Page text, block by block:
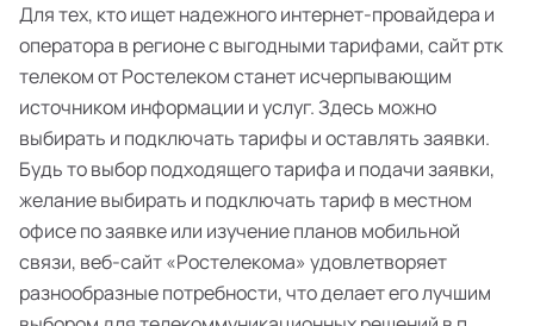
Для тех, кто ищет надежного интернет-провайдера и
оператора в регионе с выгодными тарифами, сайт ртк
телеком от Ростелеком станет исчерпывающим
источником информации и услуг. Здесь можно
выбирать и подключать тарифы и оставлять заявки.
Будь то выбор подходящего тарифа и подачи заявки,
желание выбирать и подключать тариф в местном
офисе по заявке или изучение планов мобильной
связи, веб-сайт «Ростелекома» удовлетворяет
разнообразные потребности, что делает его лучшим